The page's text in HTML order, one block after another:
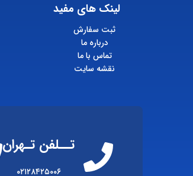
لینک های مفید
ثبت سفارش
درباره ما
تماس با ما
نقشه سایت
تــلفن تـهران
۰۲۱۲۸۴۲۵۰۰۶